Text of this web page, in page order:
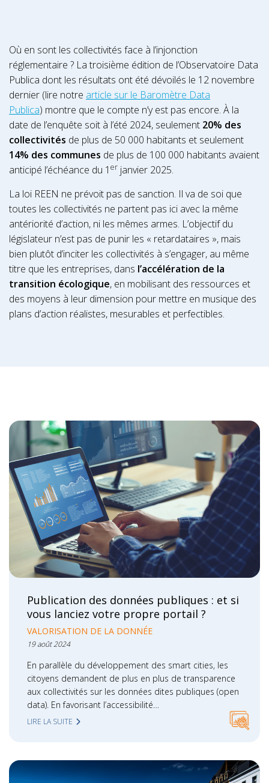
Où en sont les collectivités face à l’injonction
réglementaire ? La troisième édition de l’Observatoire Data
Publica dont les résultats ont été dévoilés le 12 novembre
dernier (lire notre article sur le Baromètre Data
Publica) montre que le compte n’y est pas encore. À la
date de l’enquête soit à l’été 2024, seulement 20% des
collectivités de plus de 50 000 habitants et seulement
14% des communes de plus de 100 000 habitants avaient
anticipé l’échéance du 1 er janvier 2025.
La loi REEN ne prévoit pas de sanction. Il va de soi que
toutes les collectivités ne partent pas ici avec la même
antériorité d’action, ni les mêmes armes. L’objectif du
législateur n’est pas de punir les « retardataires », mais
bien plutôt d’inciter les collectivités à s’engager, au même
titre que les entreprises, dans l’accélération de la
transition écologique, en mobilisant des ressources et
des moyens à leur dimension pour mettre en musique des
plans d’action réalistes, mesurables et perfectibles.
Publication des données publiques : et si
vous lanciez votre propre portail ?
VALORISATION DE LA DONNÉE
19 août 2024
En parallèle du développement des smart cities, les
citoyens demandent de plus en plus de transparence
aux collectivités sur les données dites publiques (open
data). En favorisant l’accessibilité…
LIRE LA SUITE